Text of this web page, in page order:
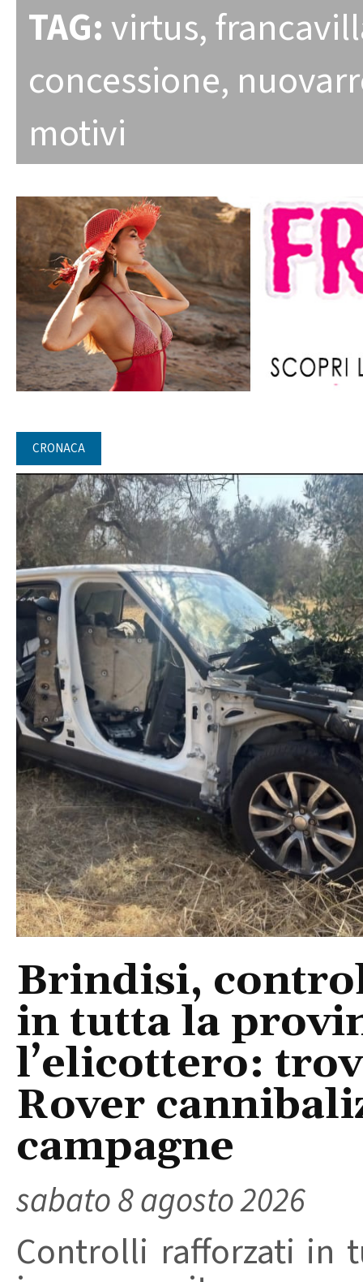
TAG: virtus,
concessione,
motivi
CRONACA
Brindisi,
in tutta la
l’elicottero:
Rover
campagne
sabato 8 agosto 2026
Controlli rafforzati in